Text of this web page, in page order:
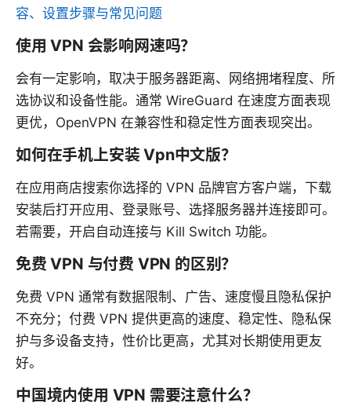
容、设置步骤与常见问题
使用 VPN 会影响网速吗？
会有一定影响，取决于服务器距离、网络拥堵程度、所
选协议和设备性能。通常 WireGuard 在速度方面表现
更优，OpenVPN 在兼容性和稳定性方面表现突出。
如何在手机上安装 Vpn中文版？
在应用商店搜索你选择的 VPN 品牌官方客户端，下载
安装后打开应用、登录账号、选择服务器并连接即可。
若需要，开启自动连接与 Kill Switch 功能。
免费 VPN 与付费 VPN 的区别？
免费 VPN 通常有数据限制、广告、速度慢且隐私保护
不充分；付费 VPN 提供更高的速度、稳定性、隐私保
护与多设备支持，性价比更高，尤其对长期使用更友
好。
中国境内使用 VPN 需要注意什么？